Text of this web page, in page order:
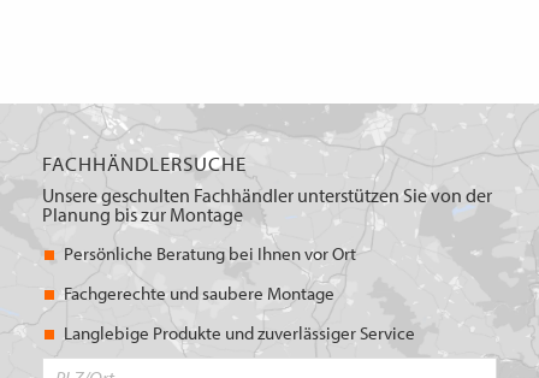
FACHHÄNDLERSUCHE
Unsere geschulten Fachhändler unterstützen Sie von der
Planung bis zur Montage
Persönliche Beratung bei Ihnen vor Ort
Fachgerechte und saubere Montage
Langlebige Produkte und zuverlässiger Service